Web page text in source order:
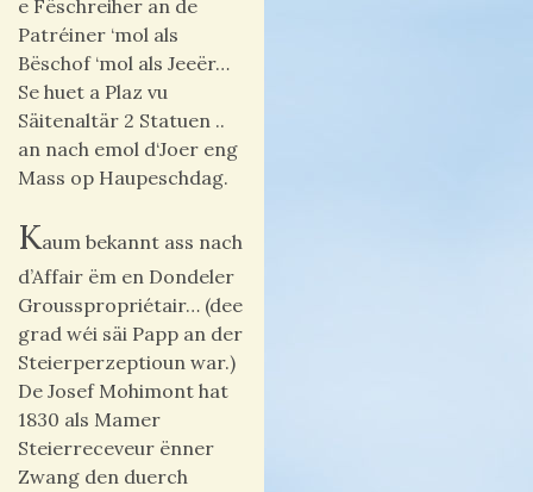
e Fëschreiher an de
Patréiner ‘mol als
Bëschof ‘mol als Jeeër…
Se huet a Plaz vu
Säitenaltär 2 Statuen ..
an nach emol d‘Joer eng
Mass op Haupeschdag.
Kaum bekannt ass nach
d’Affair ëm en Dondeler
Grousspropriétair… (dee
grad wéi säi Papp an der
Steierperzeptioun war.)
De Josef Mohimont hat
1830 als Mamer
Steierreceveur ënner
Zwang den duerch